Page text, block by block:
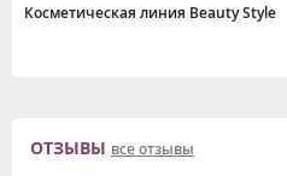
Косметическая линия Beauty Style
ОТЗЫВЫ все отзывы